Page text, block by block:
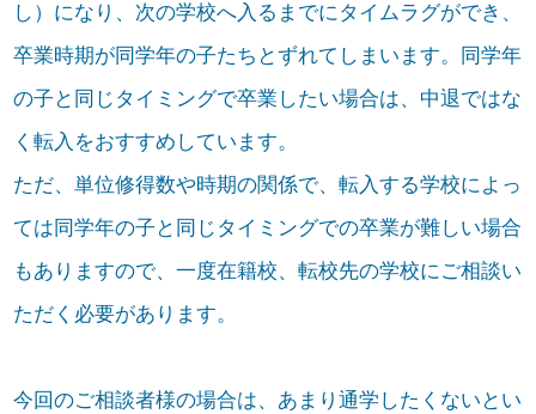
し）になり、次の学校へ入るまでにタイムラグができ、
卒業時期が同学年の子たちとずれてしまいます。同学年
の子と同じタイミングで卒業したい場合は、中退ではな
く転入をおすすめしています。
ただ、単位修得数や時期の関係で、転入する学校によっ
ては同学年の子と同じタイミングでの卒業が難しい場合
もありますので、一度在籍校、転校先の学校にご相談い
ただく必要があります。
今回のご相談者様の場合は、あまり通学したくないとい